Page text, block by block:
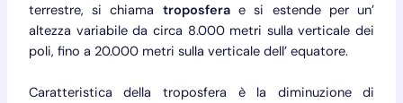
terrestre, si chiama troposferae si estende per un’
altezza variabile da circa 8.000 metri sulla verticale dei
poli, fino a 20.000 metri sulla verticale dell’ equatore.
Caratteristica della troposfera è la diminuzione di